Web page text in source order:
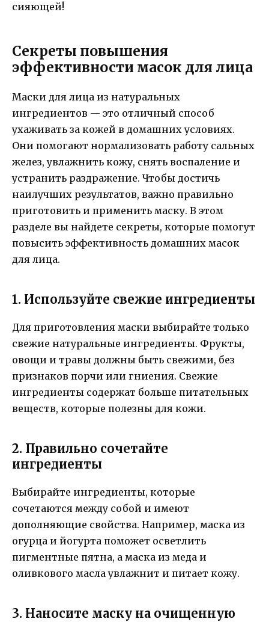
сияющей!
Секреты повышения
эффективности масок для лица
Маски для лица из натуральных
ингредиентов — это отличный способ
ухаживать за кожей в домашних условиях.
Они помогают нормализовать работу сальных
желез, увлажнить кожу, снять воспаление и
устранить раздражение. Чтобы достичь
наилучших результатов, важно правильно
приготовить и применить маску. В этом
разделе вы найдете секреты, которые помогут
повысить эффективность домашних масок
для лица.
1. Используйте свежие ингредиенты
Для приготовления маски выбирайте только
свежие натуральные ингредиенты. Фрукты,
овощи и травы должны быть свежими, без
признаков порчи или гниения. Свежие
ингредиенты содержат больше питательных
веществ, которые полезны для кожи.
2. Правильно сочетайте
ингредиенты
Выбирайте ингредиенты, которые
сочетаются между собой и имеют
дополняющие свойства. Например, маска из
огурца и йогурта поможет осветлить
пигментные пятна, а маска из меда и
оливкового масла увлажнит и питает кожу.
3. Наносите маску на очищенную